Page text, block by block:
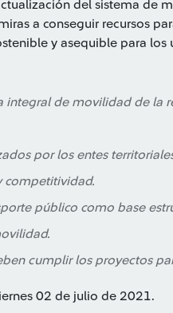
del sistema de
a conseguir recursos
y asequible para los
integral de movilidad de la
por los entes
competitividad.
público como base
cumplir los proyectos
02 de julio de 2021.